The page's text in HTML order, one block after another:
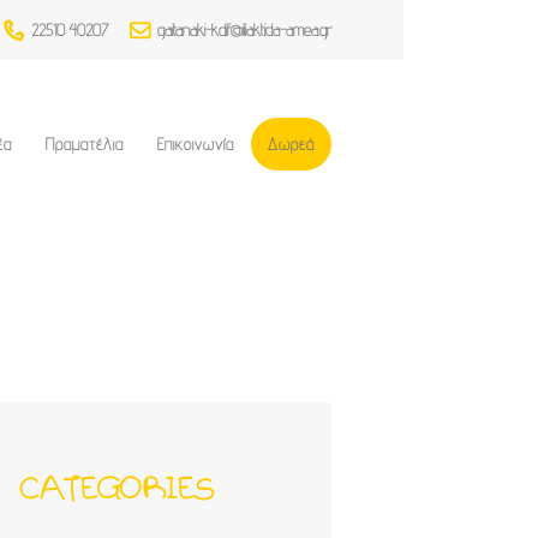
22510 40207 gaitanaki-kdif@iliaktida-amea.gr
Πραματέλια Επικοινωνία Δωρεά
CATEGORIES